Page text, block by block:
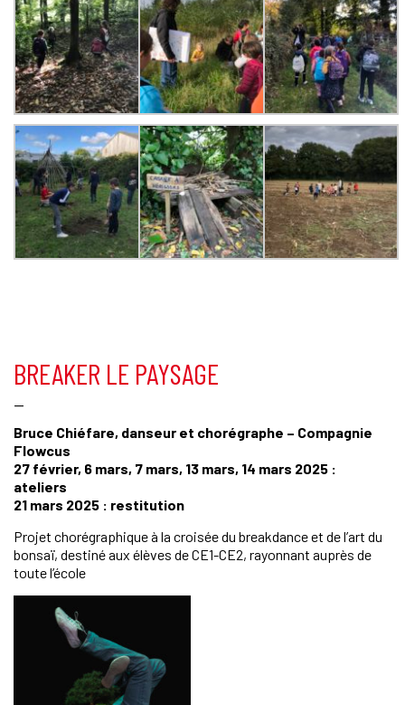
BREAKER LE PAYSAGE
—
Bruce Chiéfare, danseur et chorégraphe – Compagnie
Flowcus
27 février, 6 mars, 7 mars, 13 mars, 14 mars 2025 :
ateliers
21 mars 2025 : restitution
Projet chorégraphique à la croisée du breakdance et de l’art du
bonsaï, destiné aux élèves de CE1-CE2, rayonnant auprès de
toute l’école